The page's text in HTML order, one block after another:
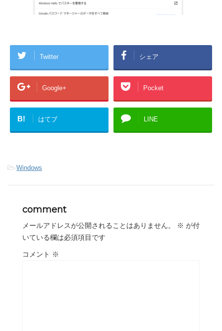
Twitter シェア
Google+ Pocket
B! はてブ LINE
-Windows
comment
メールアドレスが公開されることはありません。 ※ が付
いている欄は必須項目です
コメント ※